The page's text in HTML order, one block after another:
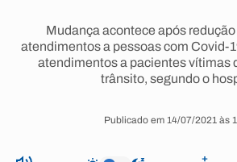
Mudança acontece após
atendimentos a pessoas com Covid-
atendimentos a pacientes vítimas
trânsito, segundo o
Publicado em 14/07/2021 às